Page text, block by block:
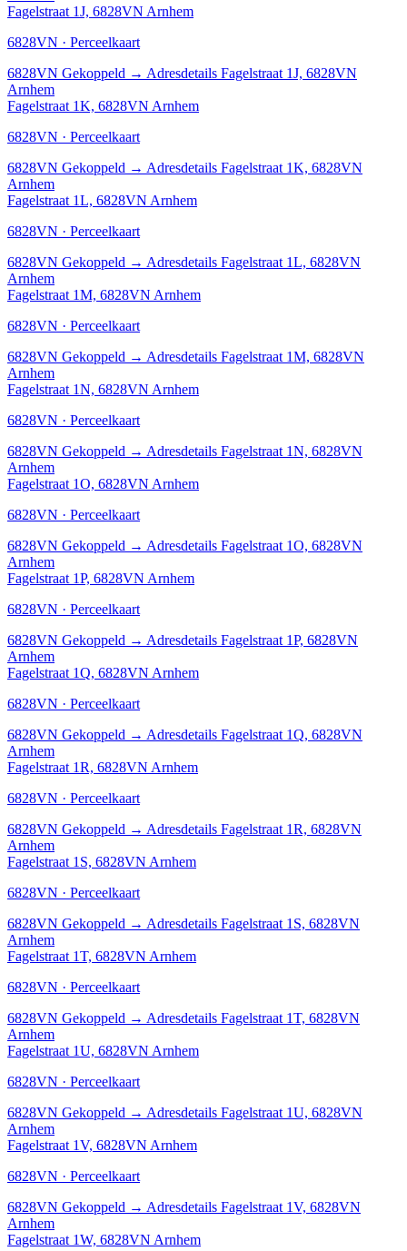
Fagelstraat 1J, 6828VN Arnhem
6828VN · Perceelkaart
6828VN Gekoppeld → Adresdetails Fagelstraat 1J, 6828VN
Arnhem
Fagelstraat 1K, 6828VN Arnhem
6828VN · Perceelkaart
6828VN Gekoppeld → Adresdetails Fagelstraat 1K, 6828VN
Arnhem
Fagelstraat 1L, 6828VN Arnhem
6828VN · Perceelkaart
6828VN Gekoppeld → Adresdetails Fagelstraat 1L, 6828VN
Arnhem
Fagelstraat 1M, 6828VN Arnhem
6828VN · Perceelkaart
6828VN Gekoppeld → Adresdetails Fagelstraat 1M, 6828VN
Arnhem
Fagelstraat 1N, 6828VN Arnhem
6828VN · Perceelkaart
6828VN Gekoppeld → Adresdetails Fagelstraat 1N, 6828VN
Arnhem
Fagelstraat 1O, 6828VN Arnhem
6828VN · Perceelkaart
6828VN Gekoppeld → Adresdetails Fagelstraat 1O, 6828VN
Arnhem
Fagelstraat 1P, 6828VN Arnhem
6828VN · Perceelkaart
6828VN Gekoppeld → Adresdetails Fagelstraat 1P, 6828VN
Arnhem
Fagelstraat 1Q, 6828VN Arnhem
6828VN · Perceelkaart
6828VN Gekoppeld → Adresdetails Fagelstraat 1Q, 6828VN
Arnhem
Fagelstraat 1R, 6828VN Arnhem
6828VN · Perceelkaart
6828VN Gekoppeld → Adresdetails Fagelstraat 1R, 6828VN
Arnhem
Fagelstraat 1S, 6828VN Arnhem
6828VN · Perceelkaart
6828VN Gekoppeld → Adresdetails Fagelstraat 1S, 6828VN
Arnhem
Fagelstraat 1T, 6828VN Arnhem
6828VN · Perceelkaart
6828VN Gekoppeld → Adresdetails Fagelstraat 1T, 6828VN
Arnhem
Fagelstraat 1U, 6828VN Arnhem
6828VN · Perceelkaart
6828VN Gekoppeld → Adresdetails Fagelstraat 1U, 6828VN
Arnhem
Fagelstraat 1V, 6828VN Arnhem
6828VN · Perceelkaart
6828VN Gekoppeld → Adresdetails Fagelstraat 1V, 6828VN
Arnhem
Fagelstraat 1W, 6828VN Arnhem